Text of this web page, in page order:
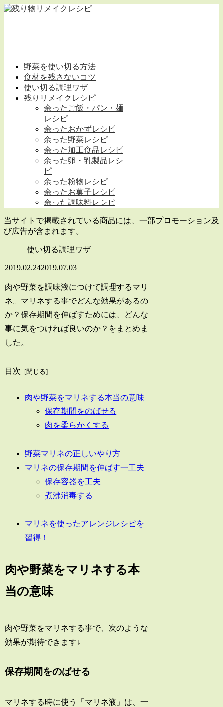
野菜を使い切る方法
食材を残さないコツ
使い切る調理ワザ
残りリメイクレシピ
余ったご飯・パン・麺
レシピ
余ったおかずレシピ
余った野菜レシピ
余った加工食品レシピ
余った卵・乳製品レシ
ピ
余った粉物レシピ
余ったお菓子レシピ
余った調味料レシピ
当サイトで掲載されている商品には、一部プロモーション及
び広告が含まれます。
使い切る調理ワザ
2019.02.242019.07.03
肉や野菜を調味液につけて調理するマリ
ネ。マリネする事でどんな効果があるの
か？保存期間を伸ばすためには、どんな
事に気をつければ良いのか？をまとめま
した。
目次
肉や野菜をマリネする本当の意味
保存期間をのばせる
肉を柔らかくする
野菜マリネの正しいやり方
マリネの保存期間を伸ばす一工夫
保存容器を工夫
煮沸消毒する
マリネを使ったアレンジレシピを
習得！
肉や野菜をマリネする本
当の意味
肉や野菜をマリネする事で、次のような
効果が期待できます↓
保存期間をのばせる
マリネする時に使う「マリネ液」は、一